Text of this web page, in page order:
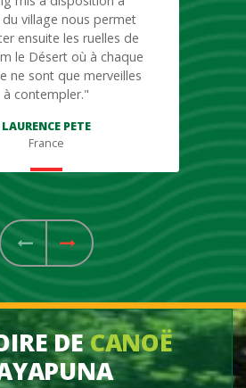
village nous permet
ensuite les ruelles de
le Désert où à chaque
ne sont que merveilles
à contempler."
LAURENCE PETE
France
SuivantPrécédent
DECANOË